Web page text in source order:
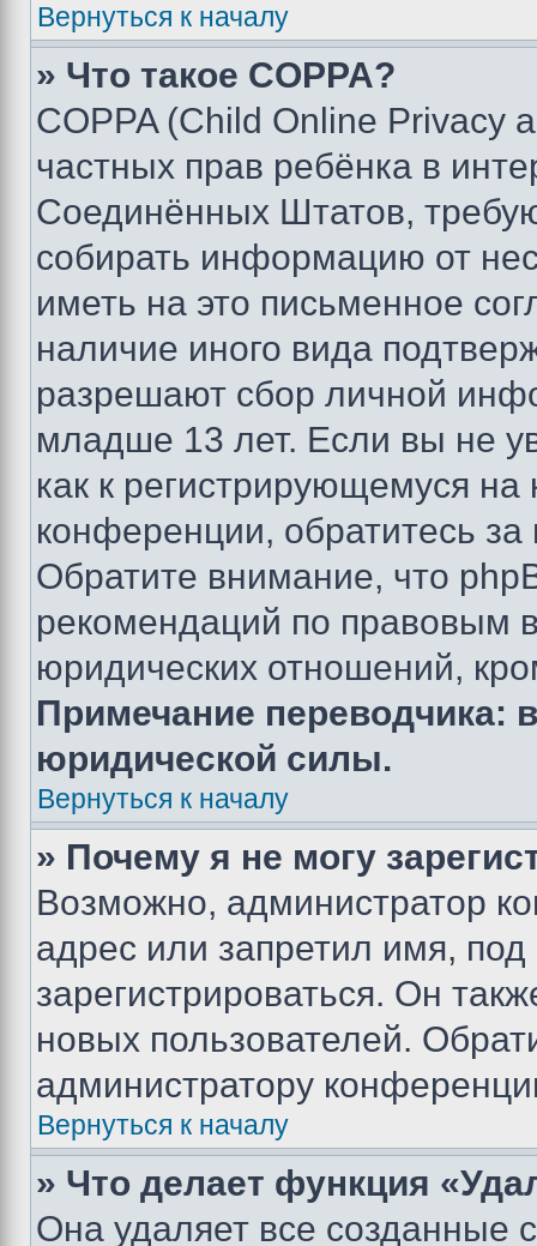
Вернуться к началу
» Что такое COPPA?
COPPA (Child Online Privacy
частных прав ребёнка в
Соединённых Штатов,
собирать информацию от
иметь на это письменное
наличие иного вида
разрешают сбор личной
младше 13 лет. Если вы не
как к регистрирующемуся
конференции, обратитесь
Обратите внимание, что
рекомендаций по правовым
юридических отношений,
Примечание переводчика:
юридической силы.
Вернуться к началу
» Почему я не могу
Возможно, администратор
адрес или запретил имя,
зарегистрироваться. Он
новых пользователей.
администратору
Вернуться к началу
» Что делает функция
Она удаляет все созданные